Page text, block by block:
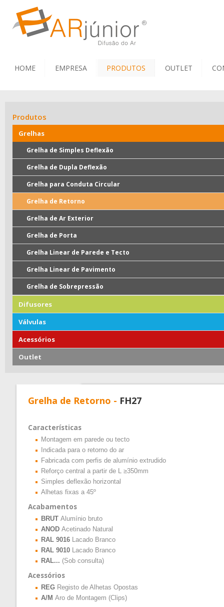
HOME EMPRESA PRODUTOS OUTLET
Produtos
Grelhas
Grelha de Simples Deflexão
Grelha de Dupla Deflexão
Grelha para Conduta Circular
Grelha de Retorno
Grelha de Ar Exterior
Grelha de Porta
Grelha Linear de Parede e Tecto
Grelha Linear de Pavimento
Grelha de Sobrepressão
Difusores
Válvulas
Acessórios
Outlet
Grelha de Retorno - FH27
Características
Montagem em parede ou tecto
Indicada para o retorno do ar
Fabricada com perfis de alumínio extrudido
Reforço central a partir de L ≥350mm
Simples deflexão horizontal
Alhetas fixas a 45º
Acabamentos
BRUT Alumínio bruto
ANOD Acetinado Natural
RAL 9016 Lacado Branco
RAL 9010 Lacado Branco
RAL... (Sob consulta)
Acessórios
REG Registo de Alhetas Opostas
A/M Aro de Montagem (Clips)